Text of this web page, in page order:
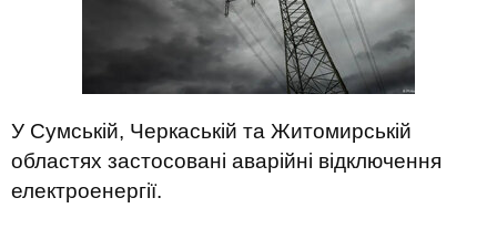
У Сумській, Черкаській та Житомирській
областях застосовані аварійні відключення
електроенергії.